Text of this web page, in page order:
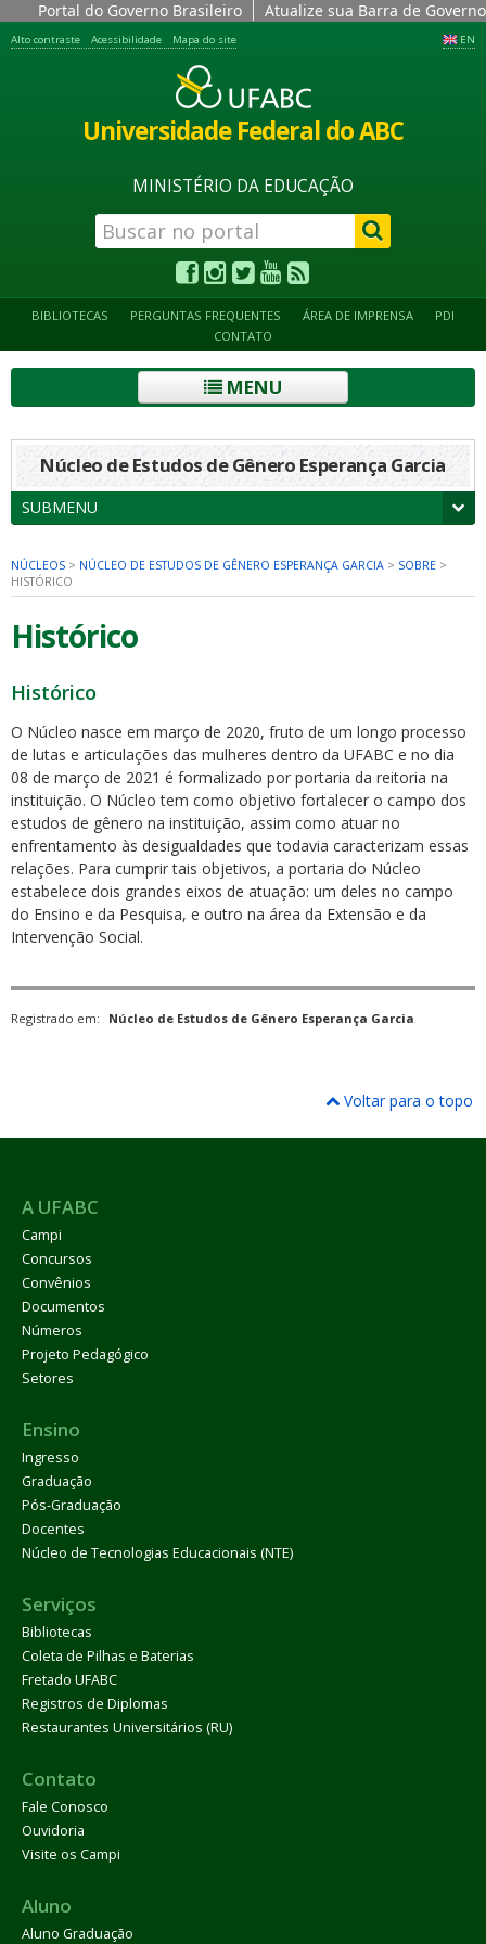
Portal do Governo Brasileiro Atualize sua Barra de Governo
EN
Alto contraste Acessibilidade Mapa do site
Universidade Federal do ABC
MINISTÉRIO DA EDUCAÇÃO
BIBLIOTECAS PERGUNTAS FREQUENTES ÁREA DE IMPRENSA
PDI
CONTATO
MENU
Núcleo de Estudos de Gênero Esperança Garcia
SUBMENU
NÚCLEOS > NÚCLEO DE ESTUDOS DE GÊNERO ESPERANÇA GARCIA > SOBRE >
HISTÓRICO
Histórico
Histórico
O Núcleo nasce em março de 2020, fruto de um longo processo
de lutas e articulações das mulheres dentro da UFABC e no dia
08 de março de 2021 é formalizado por portaria da reitoria na
instituição. O Núcleo tem como objetivo fortalecer o campo dos
estudos de gênero na instituição, assim como atuar no
enfrentamento às desigualdades que todavia caracterizam essas
relações. Para cumprir tais objetivos, a portaria do Núcleo
estabelece dois grandes eixos de atuação: um deles no campo
do Ensino e da Pesquisa, e outro na área da Extensão e da
Intervenção Social.
Registrado em: Núcleo de Estudos de Gênero Esperança Garcia
Voltar para o topo
A UFABC
Campi
Concursos
Convênios
Documentos
Números
Projeto Pedagógico
Setores
Ensino
Ingresso
Graduação
Pós-Graduação
Docentes
Núcleo de Tecnologias Educacionais (NTE)
Serviços
Bibliotecas
Coleta de Pilhas e Baterias
Fretado UFABC
Registros de Diplomas
Restaurantes Universitários (RU)
Contato
Fale Conosco
Ouvidoria
Visite os Campi
Aluno
Aluno Graduação